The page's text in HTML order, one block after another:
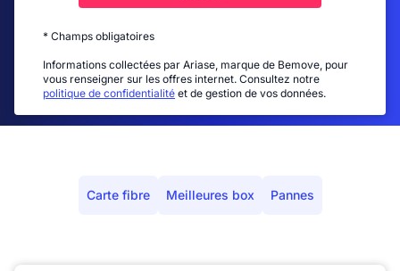
* Champs obligatoires
Informations collectées par Ariase, marque de Bemove, pour
vous renseigner sur les offres internet. Consultez notre
politique de confidentialité et de gestion de vos données.
Carte fibre Meilleures box Pannes